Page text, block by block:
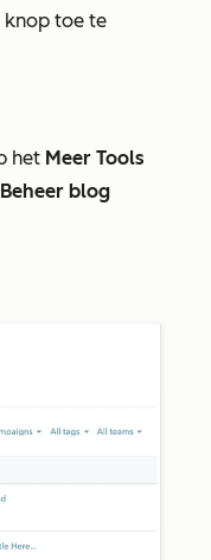
knop toe te
het Meer Tools
Beheer blog